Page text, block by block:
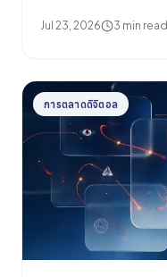
Jul 23, 2026 3 min read
การตลาดดิจิตอล